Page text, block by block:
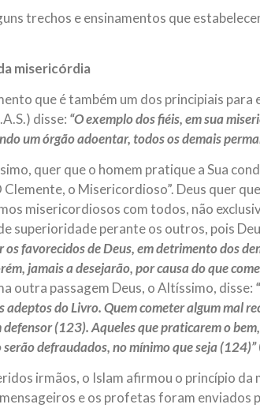
trechos e ensinamentos que
misericórdia
que é também um dos principiais
disse: “O exemplo dos fiéis, em sua
um órgão adoentar, todos os demais
quer que o homem pratique a Sua
Clemente, o Misericordioso”. Deus quer
misericordiosos com todos, não
superioridade perante os outros, pois
os favorecidos de Deus, em detrimento dos
jamais a desejarão, por causa do que
outra passagem Deus, o Altíssimo, disse:
adeptos do Livro. Quem cometer algum mal
(123). Aqueles que praticarem o
serão defraudados, no mínimo que seja (124)”
irmãos, o Islam afirmou o princípio
e os profetas foram enviados